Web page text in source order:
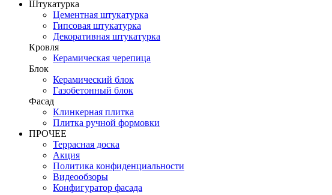
Штукатурка
Цементная штукатурка
Гипсовая штукатурка
Декоративная штукатурка
Кровля
Керамическая черепица
Блок
Керамический блок
Газобетонный блок
Фасад
Клинкерная плитка
Плитка ручной формовки
ПРОЧЕЕ
Террасная доска
Акция
Политика конфиденциальности
Видеообзоры
Конфигуратор фасада